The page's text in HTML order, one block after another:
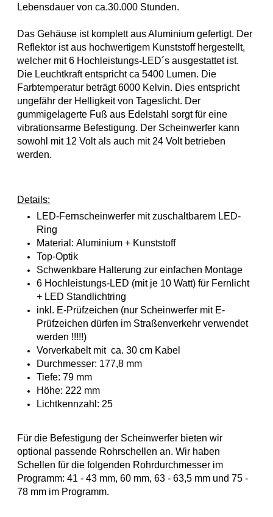
Lebensdauer von ca.30.000 Stunden.
Das Gehäuse ist komplett aus Aluminium gefertigt. Der
Reflektor ist aus hochwertigem Kunststoff hergestellt,
welcher mit 6 Hochleistungs-LED´s ausgestattet ist.
Die Leuchtkraft entspricht ca 5400 Lumen. Die
Farbtemperatur beträgt 6000 Kelvin. Dies entspricht
ungefähr der Helligkeit von Tageslicht. Der
gummigelagerte Fuß aus Edelstahl sorgt für eine
vibrationsarme Befestigung. Der Scheinwerfer kann
sowohl mit 12 Volt als auch mit 24 Volt betrieben
werden.
Details:
LED-Fernscheinwerfer mit zuschaltbarem LED-
Ring
Material: Aluminium + Kunststoff
Top-Optik
Schwenkbare Halterung zur einfachen Montage
6 Hochleistungs-LED (mit je 10 Watt) für Fernlicht
+ LED Standlichtring
inkl. E-Prüfzeichen (nur Scheinwerfer mit E-
Prüfzeichen dürfen im Straßenverkehr verwendet
werden !!!!!)
Vorverkabelt mit ca. 30 cm Kabel
Durchmesser: 177,8 mm
Tiefe: 79 mm
Höhe: 222 mm
Lichtkennzahl: 25
Für die Befestigung der Scheinwerfer bieten wir
optional passende Rohrschellen an. Wir haben
Schellen für die folgenden Rohrdurchmesser im
Programm: 41 - 43 mm, 60 mm, 63 - 63,5 mm und 75 -
78 mm im Programm.